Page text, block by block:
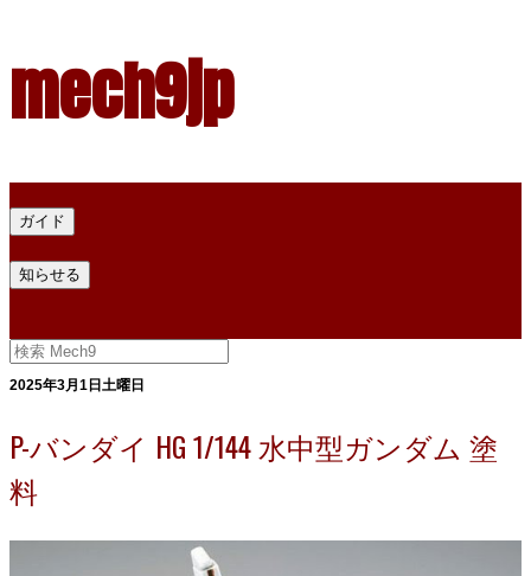
mech9jp
ガイド
知らせる
2025年3月1日土曜日
P-バンダイ HG 1/144 水中型ガンダム 塗
料